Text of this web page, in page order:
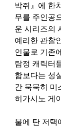
박쥐』에 한
무를 주인공
운 시리즈의
예리한 관찰
인물로 기존
탐정 캐릭터
함보다는 성
간 묵묵히 미
히가시노 게
불에 탄 저택